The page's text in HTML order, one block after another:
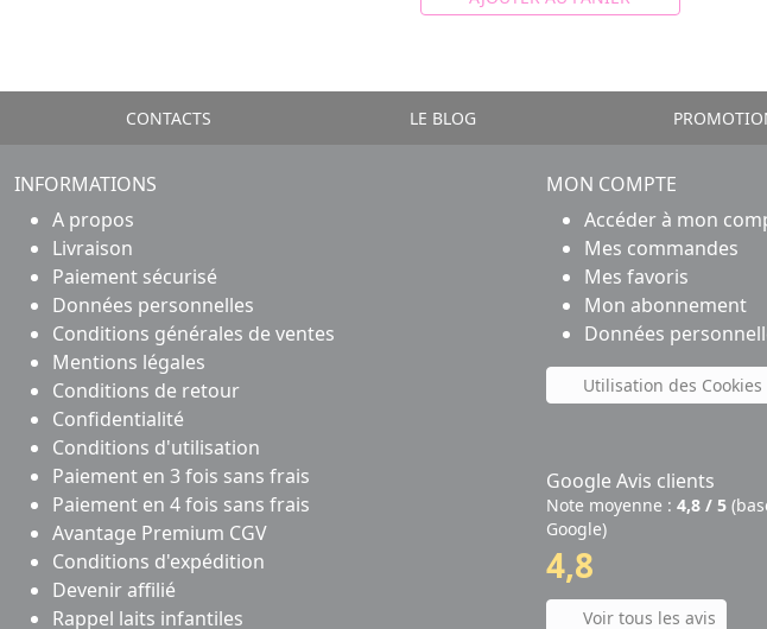
CONTACTS LE BLOG
INFORMATIONS
A propos
Livraison
Paiement sécurisé
Données personnelles
Conditions générales de ventes
Mentions légales
Conditions de retour
Confidentialité
Conditions d'utilisation
Paiement en 3 fois sans frais
Paiement en 4 fois sans frais
Avantage Premium CGV
Conditions d'expédition
Devenir affilié
Rappel laits infantiles
MON COMPTE
Accéder à mon
Mes commandes
Mes favoris
Mon abonnement
Données
Utilisation des Cookies
Google Avis clients
Note moyenne : 4,8 / 5
Google)
4,8
Voir tous les avis